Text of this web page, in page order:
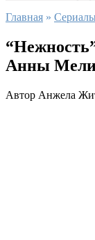
Главная »
Анны
Автор Анжела